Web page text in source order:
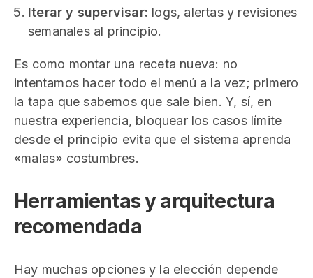
Iterar y supervisar: logs, alertas y revisiones
semanales al principio.
Es como montar una receta nueva: no
intentamos hacer todo el menú a la vez; primero
la tapa que sabemos que sale bien. Y, sí, en
nuestra experiencia, bloquear los casos límite
desde el principio evita que el sistema aprenda
«malas» costumbres.
Herramientas y arquitectura
recomendada
Hay muchas opciones y la elección depende